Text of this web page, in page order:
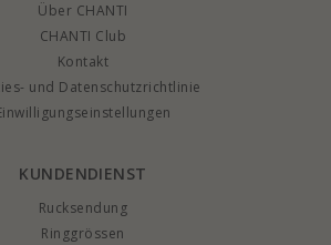
Über CHANTI
CHANTI Club
Kontakt
und Datenschutzrichtlinie
KUNDENDIENST
Rucksendung
Ringgrössen